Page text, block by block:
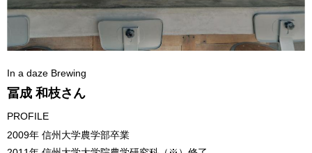
In a daze Brewing
冨成 和枝さん
PROFILE
2009年 信州大学農学部卒業